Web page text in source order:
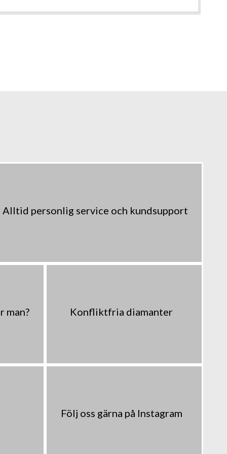
Alltid personlig service och kundsupport
man? Konfliktfria diamanter
Följ oss gärna på Instagram